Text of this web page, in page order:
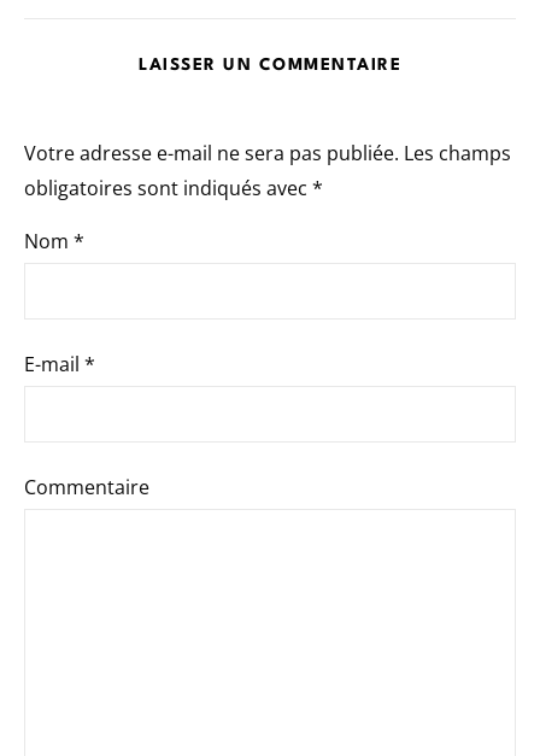
LAISSER UN COMMENTAIRE
Votre adresse e-mail ne sera pas publiée. Les champs
obligatoires sont indiqués avec *
Nom *
E-mail *
Commentaire